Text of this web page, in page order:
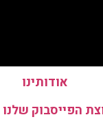
אודותינו
הפייסבוק שלנו